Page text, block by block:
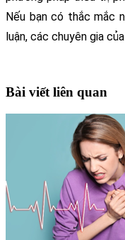
Nếu bạn có thắc mắc
luận, các chuyên gia
Bài viết liên quan